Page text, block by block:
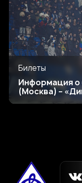
Билеты
Информация о
(Москва) –